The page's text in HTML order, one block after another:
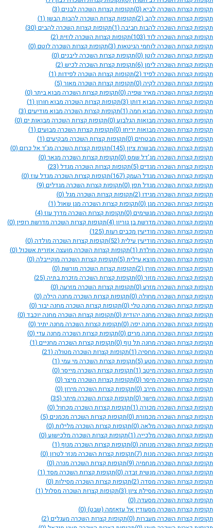
תקופות קצרות השכרה לביא (0) תקופות קצרות השכרה לבנים (3)
תקופות קצרות השכרה להב (2) תקופות קצרות השכרה להבות הבשן (1)
תקופות קצרות השכרה להבות חביבה (1) תקופות קצרות השכרה להבים (30)
תקופות קצרות השכרה לוד (103) תקופות קצרות השכרה לוזית (2)
תקופות קצרות השכרה לוחמי הגיטאות (3) תקופות קצרות השכרה לוטם (0)
תקופות קצרות השכרה לוטן (0) תקופות קצרות השכרה ליבנים (0)
תקופות קצרות השכרה לימן (6) תקופות קצרות השכרה לכיש (2)
תקופות קצרות השכרה לפיד (2) תקופות קצרות השכרה לפידות (1)
תקופות קצרות השכרה לקיה (0) תקופות קצרות השכרה מאור (5)
תקופות קצרות השכרה מאיר שפיה (0) תקופות קצרות השכרה מבוא ביתר (0)
תקופות קצרות השכרה מבוא דותן (3) תקופות קצרות השכרה מבוא חורון (1)
תקופות קצרות השכרה מבוא חמה (1) תקופות קצרות השכרה מבוא מודיעים (3)
תקופות קצרות השכרה מבואות הגלבוע (0) תקופות קצרות השכרה מבואות ים (0)
תקופות קצרות השכרה מבואות יריחו (0) תקופות קצרות השכרה מבועים (1)
תקופות קצרות השכרה מבטחים (0) תקופות קצרות השכרה מבקיעים (1)
תקופות קצרות השכרה מבשרת ציון (145) תקופות קצרות השכרה מג’ד אל כרום (0)
תקופות קצרות השכרה מג’דל שמס (0) תקופות קצרות השכרה מגאר (0)
תקופות קצרות השכרה מגדים (5) תקופות קצרות השכרה מגדל (23)
תקופות קצרות השכרה מגדל העמק (167) תקופות קצרות השכרה מגדל עוז (0)
תקופות קצרות השכרה מגדל תפן (0) תקופות קצרות השכרה מגדלים (9)
תקופות קצרות השכרה מגידו (2) תקופות קצרות השכרה מגל (0)
תקופות קצרות השכרה מגן (0) תקופות קצרות השכרה מגן שאול (1)
תקופות קצרות השכרה מגשימים (0) תקופות קצרות השכרה מדרך עוז (4)
תקופות קצרות השכרה מדרשת בן גוריון (4) תקופות קצרות השכרה מדרשת רופין (0)
תקופות קצרות השכרה מודיעין מכבים רעות (125)
תקופות קצרות השכרה מודיעין עילית (52) תקופות קצרות השכרה מולדה (0)
תקופות קצרות השכרה מולדת (1) תקופות קצרות השכרה מועצה אזורית אשכול (0)
תקופות קצרות השכרה מוצא עילית (5) תקופות קצרות השכרה מוקייבלה (0)
תקופות קצרות השכרה מורן (2) תקופות קצרות השכרה מורשת (0)
תקופות קצרות השכרה מזור (0) תקופות קצרות השכרה מזכרת בתיה (25)
תקופות קצרות השכרה מזרע (0) תקופות קצרות השכרה מזרעה (0)
תקופות קצרות השכרה מחולה (0) תקופות קצרות השכרה מחנה הילה (0)
תקופות קצרות השכרה מחנה טלי (0) תקופות קצרות השכרה מחנה יבור (0)
תקופות קצרות השכרה מחנה יהודית (0) תקופות קצרות השכרה מחנה יוכבד (0)
תקופות קצרות השכרה מחנה יפה (0) תקופות קצרות השכרה מחנה יתיר (0)
תקופות קצרות השכרה מחנה מרים (0) תקופות קצרות השכרה מחנה עדי (0)
תקופות קצרות השכרה מחנה תל נוף (0) תקופות קצרות השכרה מחניים (1)
תקופות קצרות השכרה מחסיה (1) תקופות קצרות השכרה מטולה (21)
תקופות קצרות השכרה מטע (5) תקופות קצרות השכרה מי עמי (1)
תקופות קצרות השכרה מיטב (1) תקופות קצרות השכרה מייסר (0)
תקופות קצרות השכרה מיסר (0) תקופות קצרות השכרה מיצר (0)
תקופות קצרות השכרה מירב (0) תקופות קצרות השכרה מירון (0)
תקופות קצרות השכרה מישר (0) תקופות קצרות השכרה מיתר (35)
תקופות קצרות השכרה מכורה (1) תקופות קצרות השכרה מכחול (0)
תקופות קצרות השכרה מכמורת (0) תקופות קצרות השכרה מכמנים (5)
תקופות קצרות השכרה מלאה (0) תקופות קצרות השכרה מלילות (0)
תקופות קצרות השכרה מלכייה (1) תקופות קצרות השכרה מלכישוע (0)
תקופות קצרות השכרה מנוחה (0) תקופות קצרות השכרה מנוף (1)
תקופות קצרות השכרה מנות (7) תקופות קצרות השכרה מנזר לטרון (0)
תקופות קצרות השכרה מנחמיה (9) תקופות קצרות השכרה מנרה (0)
תקופות קצרות השכרה מנשית זבדה (0) תקופות קצרות השכרה מסד (1)
תקופות קצרות השכרה מסדה (2) תקופות קצרות השכרה מסילות (0)
תקופות קצרות השכרה מסילת ציון (3) תקופות קצרות השכרה מסלול (1)
תקופות קצרות השכרה מסעדה (0)
תקופות קצרות השכרה מסעודין אל עזאזמה (שבט) (0)
תקופות קצרות השכרה מעברות (0) תקופות קצרות השכרה מעגלים (2)